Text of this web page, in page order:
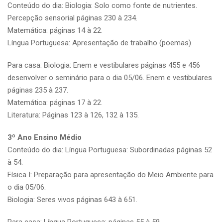
Conteúdo do dia: Biologia: Solo como fonte de nutrientes.
Percepção sensorial páginas 230 à 234.
Matemática: páginas 14 à 22.
Língua Portuguesa: Apresentação de trabalho (poemas).
Para casa: Biologia: Enem e vestibulares páginas 455 e 456
desenvolver o seminário para o dia 05/06. Enem e vestibulares
páginas 235 à 237.
Matemática: páginas 17 à 22.
Literatura: Páginas 123 à 126, 132 à 135.
3º Ano Ensino Médio
Conteúdo do dia: Língua Portuguesa: Subordinadas páginas 52
à 54.
Física I: Preparação para apresentação do Meio Ambiente para
o dia 05/06.
Biologia: Seres vivos páginas 643 à 651.